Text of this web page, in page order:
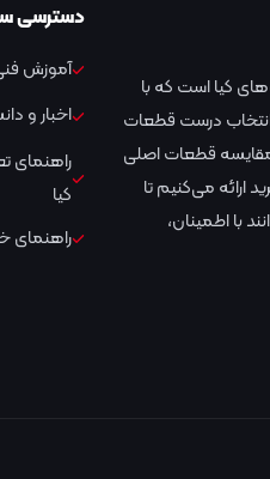
کیا است که با
درست قطعات
مقایسه قطعات اصلی
ارائه می‌کنیم تا
با اطمینان،
دسترسی
آموزش
اخبار و
راهنمای
کیا
راهنمای